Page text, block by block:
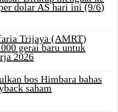
dolar AS hari ini (9/6)
Trijaya (AMRT)
gerai baru untuk
2026
bos Himbara bahas
saham